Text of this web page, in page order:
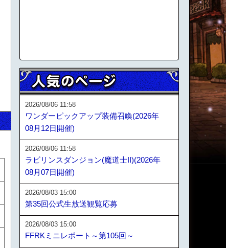
2026/08/06 11:58
ワンダーピックアップ装備召喚(2026年
08月12日開催)
2026/08/06 11:58
ラビリンスダンジョン(魔道士II)(2026年
08月07日開催)
2026/08/03 15:00
第35回公式生放送観覧応募
2026/08/03 15:00
FFRKミニレポート～第105回～